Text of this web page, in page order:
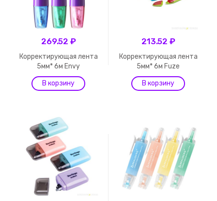
269.52 ₽
Корректирующая лента
5мм* 6м Envy
213.52 ₽
Корректирующая лента
5мм* 6м Fuze